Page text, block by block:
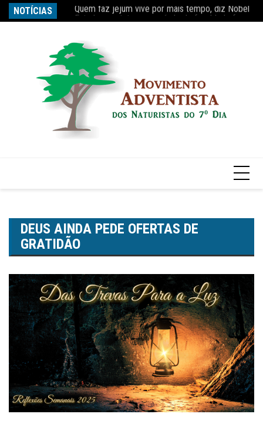
para
NOTÍCIAS
Estudo constata que período de faculdade faz
DEUS AINDA PEDE OFERTAS DE
GRATIDÃO